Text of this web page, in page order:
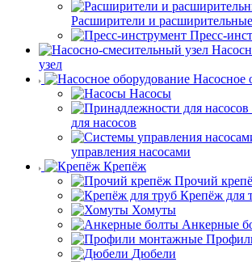
Расширители и
Пресс-
узел
Насосное
Насосы
для насосов
управления насосами
Крепёж
Прочий
Крепёж для
Хомуты
Анкерные
Дюбели